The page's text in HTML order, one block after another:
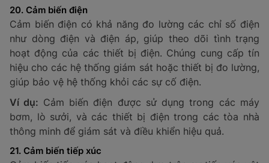
gồm: chức năng cảm biến, lưu lượng tối đa, áp suất
làm việc và giới hạn nhiệt độ.
Ví dụ:Cảm biến dòng chảy được sử dụng trong các
hệ thống xử lý nước thải, trong ngành công nghiệp
hóa chất để theo dõi dòng chảy của các chất lỏng,
18. Cảm biến khuyết tật
Cảm biến khuyết tật được dùng để phát hiện các
hoặc các điểm không đồng nhất. Cảm biến này có thể